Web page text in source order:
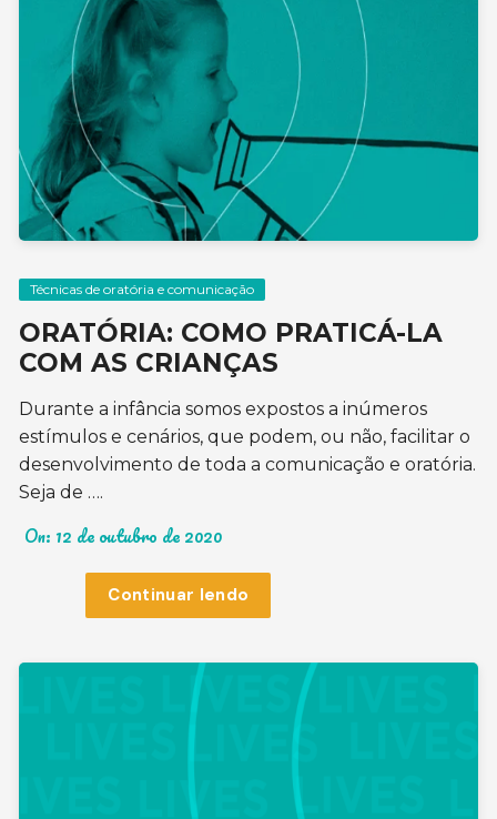
Técnicas de oratória e comunicação
ORATÓRIA: COMO PRATICÁ-LA
COM AS CRIANÇAS
Durante a infância somos expostos a inúmeros
estímulos e cenários, que podem, ou não, facilitar o
desenvolvimento de toda a comunicação e oratória.
Seja de ….
On: 12 de outubro de 2020
Continuar lendo